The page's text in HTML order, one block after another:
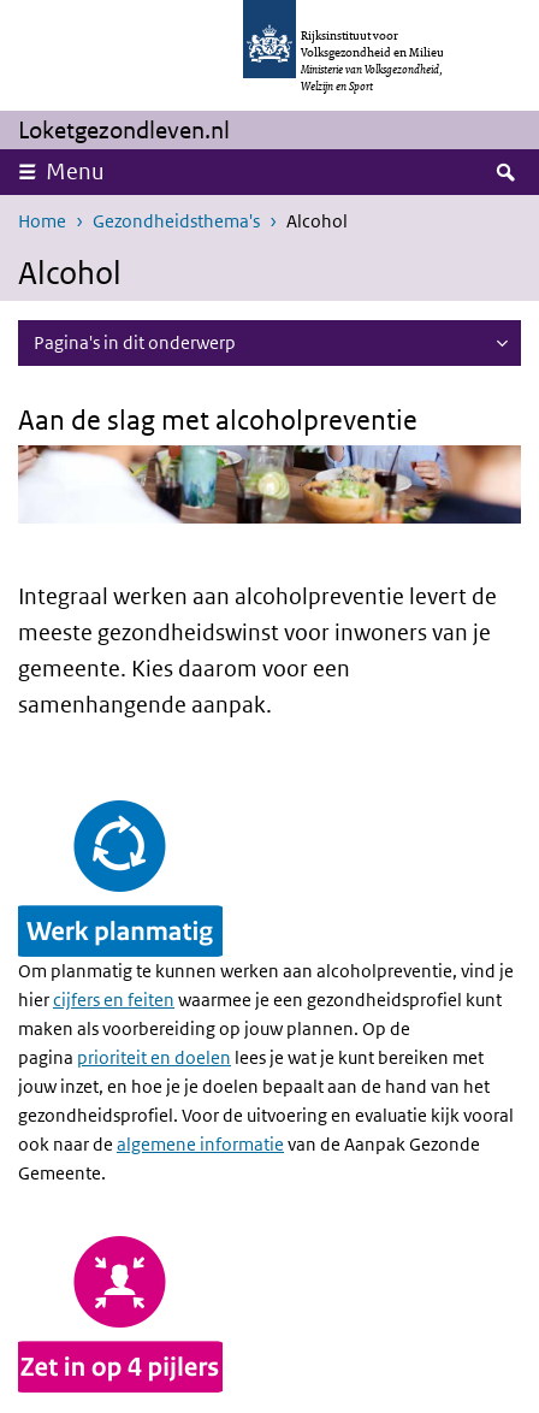
Overslaan en naar de inhoud gaan
Rijksinstituut voor
Volksgezondheid en Milieu
Ministerie van Volksgezondheid,
Welzijn en Sport
Loketgezondleven.nl
Menu
Home Gezondheidsthema's Alcohol
Alcohol
Pagina's in dit onderwerp
Aan de slag met alcoholpreventie
Integraal werken aan alcoholpreventie levert de
meeste gezondheidswinst voor inwoners van je
gemeente. Kies daarom voor een
samenhangende aanpak.
Om planmatig te kunnen werken aan alcoholpreventie, vind je
hiercijfers en feiten waarmee je een gezondheidsprofiel kunt
maken als voorbereiding op jouw plannen. Op de
pagina prioriteit en doelen lees je wat je kunt bereiken met
jouw inzet, en hoe je je doelen bepaalt aan de hand van het
gezondheidsprofiel. Voor de uitvoering en evaluatie kijk vooral
ook naar de algemene informatie van de Aanpak Gezonde
Gemeente.